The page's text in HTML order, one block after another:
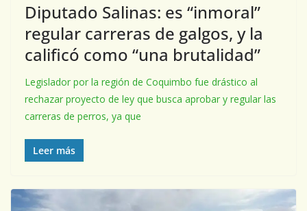
Diputado Salinas: es “inmoral”
regular carreras de galgos, y la
calificó como “una brutalidad”
Legislador por la región de Coquimbo fue drástico al
rechazar proyecto de ley que busca aprobar y regular las
carreras de perros, ya que
Leer más